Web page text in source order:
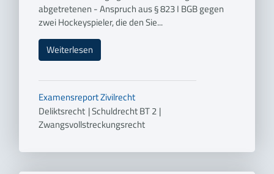
abgetretenen - Anspruch aus § 823 I BGB gegen
zwei Hockeyspieler, die den Sie...
Weiterlesen
ExamensreportZivilrecht
Deliktsrecht |Schuldrecht BT 2 |
Zwangsvollstreckungsrecht